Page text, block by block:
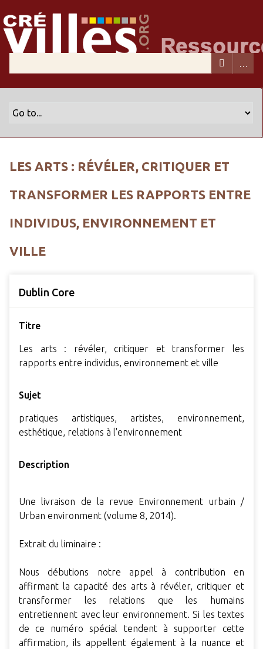
LES ARTS : RÉVÉLER, CRITIQUER ET
TRANSFORMER LES RAPPORTS ENTRE
INDIVIDUS, ENVIRONNEMENT ET
VILLE
Dublin Core
Titre
Les arts : révéler, critiquer et transformer les
rapports entre individus, environnement et ville
Sujet
pratiques artistiques, artistes, environnement,
esthétique, relations à l'environnement
Description
Une livraison de la revue Environnement urbain /
Urban environment (volume 8, 2014).
Extrait du liminaire :
Nous débutions notre appel à contribution en
affirmant la capacité des arts à révéler, critiquer et
transformer les relations que les humains
entretiennent avec leur environnement. Si les textes
de ce numéro spécial tendent à supporter cette
affirmation, ils appellent également à la nuance et